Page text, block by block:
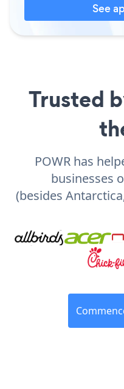
See
Trusted
POWR has
businesses
(besides